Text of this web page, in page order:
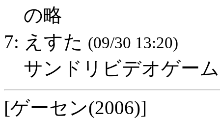
の略
7: えすた (09/30 13:20)
サンドリビデオゲー
[ゲーセン(2006)]